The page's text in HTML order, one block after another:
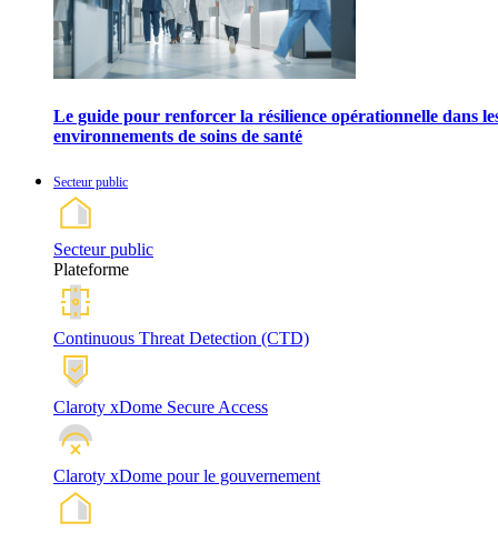
Le guide pour renforcer la résilience opérationnelle dans
environnements de soins de santé
Secteur public
Secteur public
Plateforme
Continuous Threat Detection (CTD)
Claroty xDome Secure Access
Claroty xDome pour le gouvernement